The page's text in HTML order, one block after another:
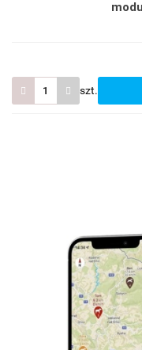
szt.